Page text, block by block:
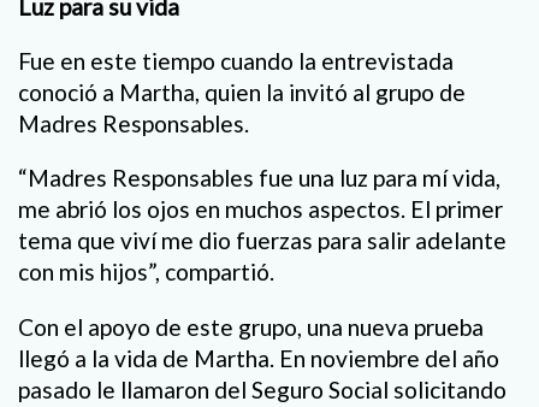
Luz para su vida
Fue en este tiempo cuando la entrevistada
conoció a Martha, quien la invitó al grupo de
Madres Responsables.
“Madres Responsables fue una luz para mí vida,
me abrió los ojos en muchos aspectos. El primer
tema que viví me dio fuerzas para salir adelante
con mis hijos”, compartió.
Con el apoyo de este grupo, una nueva prueba
llegó a la vida de Martha. En noviembre del año
pasado le llamaron del Seguro Social solicitando